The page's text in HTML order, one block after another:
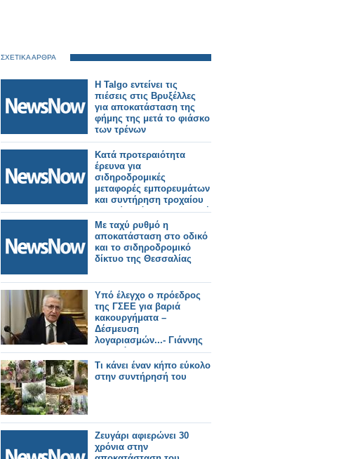
ΣΧΕΤΙΚΑ ΑΡΘΡΑ
Η Talgo εντείνει τις
πιέσεις στις Βρυξέλλες
για αποκατάσταση της
φήμης της μετά το φιάσκο
των τρένων
Κατά προτεραιότητα
έρευνα για
σιδηροδρομικές
μεταφορές εμπορευμάτων
και συντήρηση τροχαίου
υλικού από την Επιτροπή
Ανταγωνισμού
Με ταχύ ρυθμό η
αποκατάσταση στο οδικό
και το σιδηροδρομικό
δίκτυο της Θεσσαλίας
Υπό έλεγχο ο πρόεδρος
της ΓΣΕΕ για βαριά
κακουργήματα –
Δέσμευση
λογαριασμών...- Γιάννης
Παναγόπουλος: Η
αποκατάσταση της
αλήθειας είναι θέμα
χρόνου
Τι κάνει έναν κήπο εύκολο
στην συντήρησή του
Ζευγάρι αφιερώνει 30
χρόνια στην